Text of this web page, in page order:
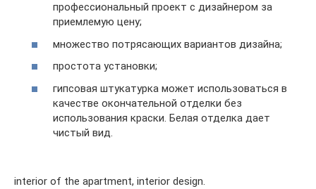
профессиональный проект с дизайнером за
приемлемую цену;
множество потрясающих вариантов дизайна;
простота установки;
гипсовая штукатурка может использоваться в
качестве окончательной отделки без
использования краски. Белая отделка дает
чистый вид.
interior of the apartment, interior design.